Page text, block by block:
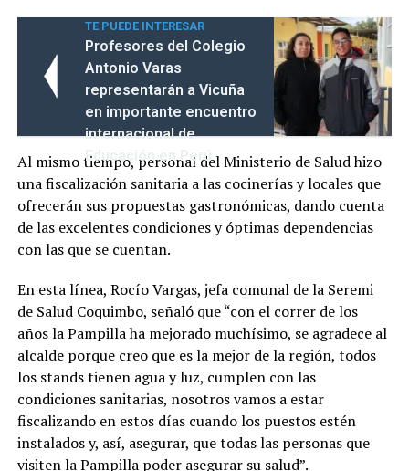
TE PUEDE INTERESAR
Profesores del Colegio
Antonio Varas
representarán a Vicuña
en importante encuentro
internacional de
Educación en Perú
Al mismo tiempo, personal del Ministerio de Salud hizo
una fiscalización sanitaria a las cocinerías y locales que
ofrecerán sus propuestas gastronómicas, dando cuenta
de las excelentes condiciones y óptimas dependencias
con las que se cuentan.
En esta línea, Rocío Vargas, jefa comunal de la Seremi
de Salud Coquimbo, señaló que “con el correr de los
años la Pampilla ha mejorado muchísimo, se agradece al
alcalde porque creo que es la mejor de la región, todos
los stands tienen agua y luz, cumplen con las
condiciones sanitarias, nosotros vamos a estar
fiscalizando en estos días cuando los puestos estén
instalados y, así, asegurar, que todas las personas que
visiten la Pampilla poder asegurar su salud”.